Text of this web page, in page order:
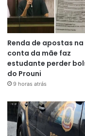
Renda de apostas na
conta da mãe faz
estudante perder
do Prouni
9 horas atrás